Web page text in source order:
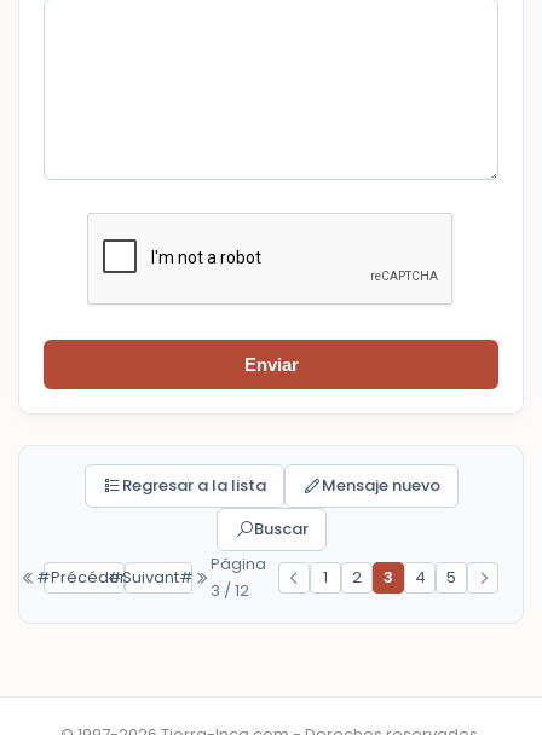
Enviar
Regresar a la lista
Mensaje nuevo
Buscar
#Précédent##Suivant#
Página
3 / 12
1 2 3 4 5